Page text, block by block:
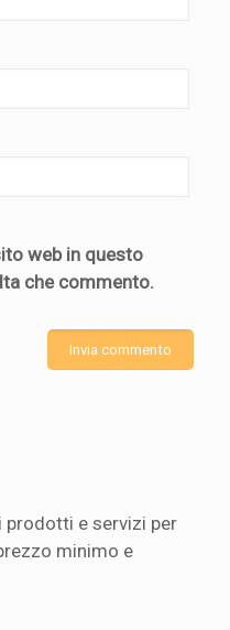
web in questo
che commento.
prodotti e servizi per
minimo e